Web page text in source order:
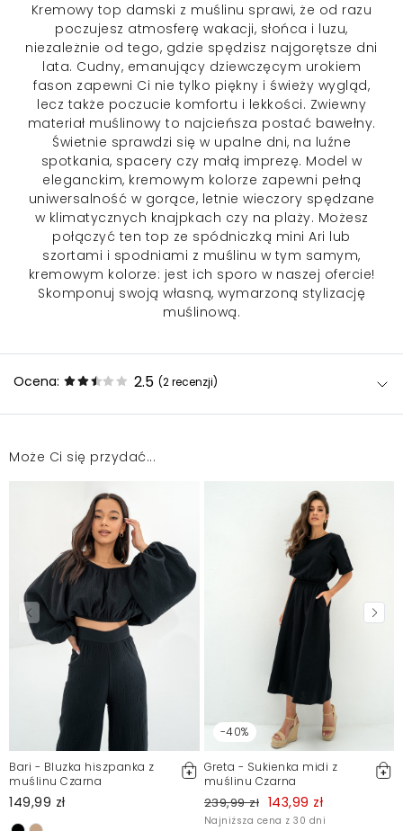
Kremowy top damski z muślinu sprawi, że od razu
poczujesz atmosferę wakacji, słońca i luzu,
niezależnie od tego, gdzie spędzisz najgorętsze dni
lata. Cudny, emanujący dziewczęcym urokiem
fason zapewni Ci nie tylko piękny i świeży wygląd,
lecz także poczucie komfortu i lekkości. Zwiewny
materiał muślinowy to najcieńsza postać bawełny.
Świetnie sprawdzi się w upalne dni, na luźne
spotkania, spacery czy małą imprezę. Model w
eleganckim, kremowym kolorze zapewni pełną
uniwersalność w gorące, letnie wieczory spędzane
w klimatycznych knajpkach czy na plaży. Możesz
połączyć ten top ze spódniczką mini Ari lub
szortami i spodniami z muślinu w tym samym,
kremowym kolorze: jest ich sporo w naszej ofercie!
Skomponuj swoją własną, wymarzoną stylizację
muślinową.
Ocena: 2.5 (2recenzji)
Kupiłam jako komplet. Jest ładny, ale szału nie zrobił.
Na pewno cena jest nieadekwatna.
2024-09-10
Nie jest wart swojej ceny.
Agnieszka
2024-08-1
Mosquito zamieszcza wyłącznie zweryfikowane opinie
Klientów. Po moderacji publikujemy zarówno pozytywne, jak i
negatywne opinie. Więcej informacji znajdziesz w naszym
Regulaminie.
Zgłoś nielegalną treść
Może Ci się przydać...
Bari - Bluzka hiszpanka z
muślinu Czarna
149,99 zł
-40%
Greta - Sukienka midi z
muślinu Czarna
239,99 zł 143,99 zł
Najniższa cena z 30 dni